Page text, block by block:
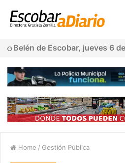
Belén de Escobar, jueves 6
Home / Gestión Pública